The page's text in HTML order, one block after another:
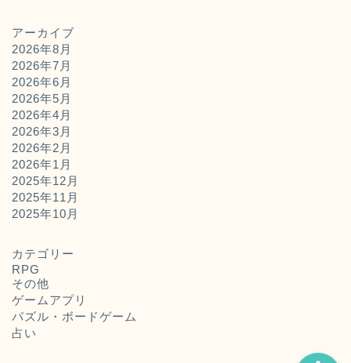
アーカイブ
2026年8月
2026年7月
2026年6月
2026年5月
2026年4月
2026年3月
2026年2月
2026年1月
2025年12月
2025年11月
2025年10月
カテゴリー
RPG
その他
ゲームアプリ
パズル・ボードゲーム
占い